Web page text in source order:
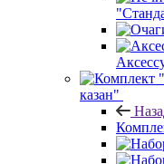
казан"